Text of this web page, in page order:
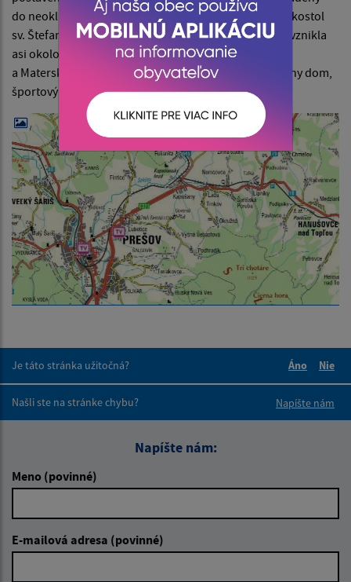
do neoklasicizmu. Druhým kostolom v Záhradnom je kostol
sv. Štefana, prvomučeníka. Prvá škola na území obce vznikla
asi okolo roku 1850. Dnes tu funguje Základná škola
a Materská škola. Obec je splynofikovaná, je tu kultúrny dom,
športový areál, pošta, knižnica.
Je táto stránka užitočná?
Áno
Nie
Našli ste na stránke chybu?
Napíšte nám
Napíšte nám:
Meno (povinné)
E-mailová adresa (povinné)